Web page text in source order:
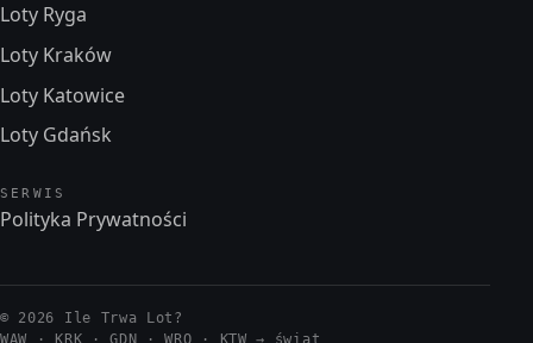
Loty Ryga
Loty Kraków
Loty Katowice
Loty Gdańsk
SERWIS
Polityka Prywatności
© 2026 Ile Trwa Lot?
WAW · KRK · GDN · WRO · KTW → świat